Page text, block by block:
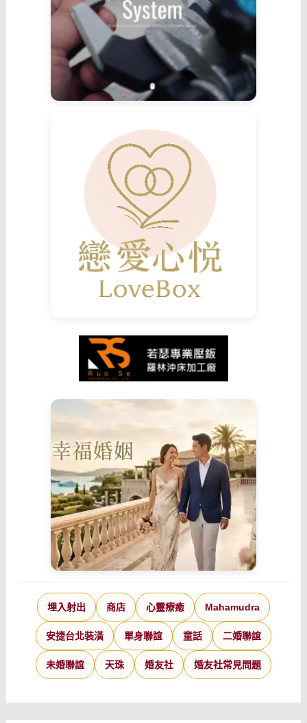
埋入射出 商店 心靈療癒 Mahamudra
安捷台北裝潢 單身聯誼 童話 二婚聯誼
未婚聯誼 天珠 婚友社 婚友社常見問題